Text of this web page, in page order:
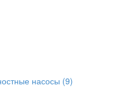
насосы (9)